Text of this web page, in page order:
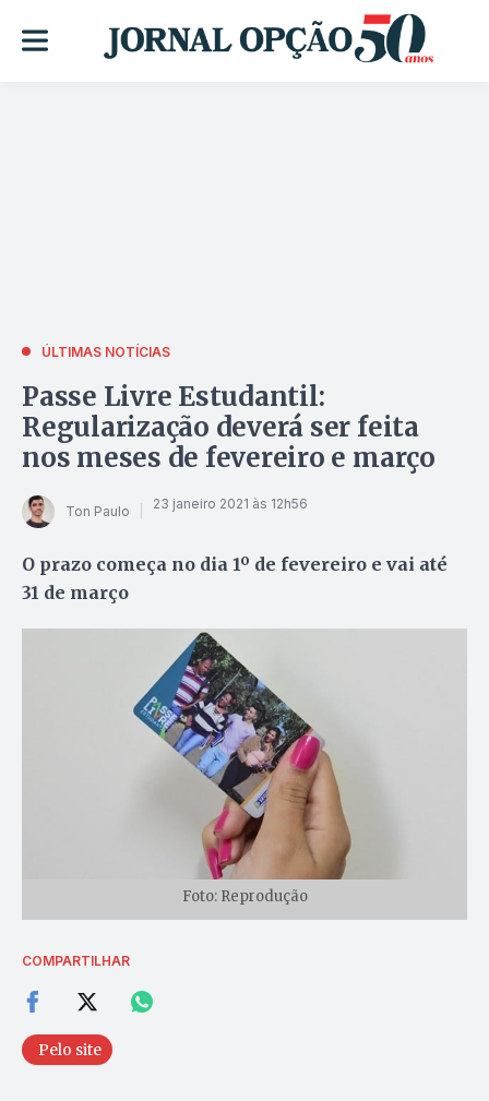
ÚLTIMAS NOTÍCIAS
Passe Livre Estudantil:
Regularização deverá ser feita
nos meses de fevereiro e março
Ton Paulo 23 janeiro 2021 às 12h56
O prazo começa no dia 1º de fevereiro e vai até
31 de março
Foto: Reprodução
COMPARTILHAR
Pelo site